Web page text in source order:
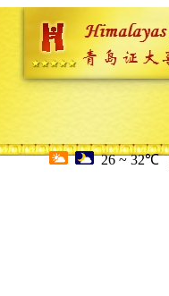
26 ~ 32℃